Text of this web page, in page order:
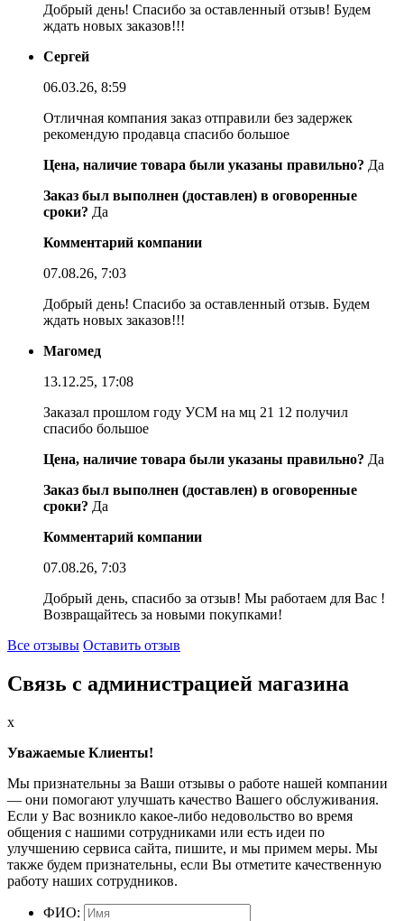
Добрый день! Спасибо за оставленный отзыв! Будем
ждать новых заказов!!!
Сергей
06.03.26, 8:59
Отличная компания заказ отправили без задержек
рекомендую продавца спасибо большое
Цена, наличие товара были указаны правильно? Да
Заказ был выполнен (доставлен) в оговоренные
сроки? Да
Комментарий компании
07.08.26, 7:03
Добрый день! Спасибо за оставленный отзыв. Будем
ждать новых заказов!!!
Магомед
13.12.25, 17:08
Заказал прошлом году УСМ на мц 21 12 получил
спасибо большое
Цена, наличие товара были указаны правильно? Да
Заказ был выполнен (доставлен) в оговоренные
сроки? Да
Комментарий компании
07.08.26, 7:03
Добрый день, спасибо за отзыв! Мы работаем для Вас !
Возвращайтесь за новыми покупками!
Все отзывы Оставить отзыв
Связь с администрацией магазина
x
Уважаемые Клиенты!
Мы признательны за Ваши отзывы о работе нашей компании
— они помогают улучшать качество Вашего обслуживания.
Если у Вас возникло какое-либо недовольство во время
общения с нашими сотрудниками или есть идеи по
улучшению сервиса сайта, пишите, и мы примем меры. Мы
также будем признательны, если Вы отметите качественную
работу наших сотрудников.
ФИО: